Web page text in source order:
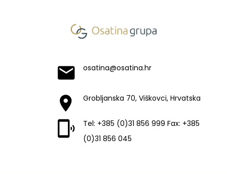
osatina@osatina.hr
Grobljanska 70, Viškovci, Hrvatska
Tel: +385 (0)31 856 999 Fax: +385
(0)31 856 045